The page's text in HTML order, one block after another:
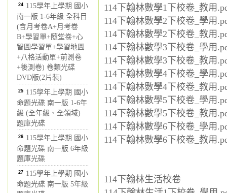
24 115學年上學期 國小
南一版 1-6年級 全科目
(含月考卷A+月考卷
B+學習單+隨堂卷+心
智圖學習單+學習地圖
+八格活動單+前測卷
+後測卷) 卷類光碟
DVD版(2片裝)
25 115學年上學期 國小
命題光碟 南一版 1-6年
級 (全年級、全領域)
題庫光碟
26 115學年上學期 國小
命題光碟 南一版 6年級
題庫光碟
27 115學年上學期 國小
命題光碟 南一版 5年級
114下翰林數學1下校卷_教用
114下翰林數學2下校卷_學用
114下翰林數學2下校卷_教用
114下翰林數學3下校卷_學用
114下翰林數學3下校卷_教用
114下翰林數學4下校卷_學用
114下翰林數學4下校卷_教用
114下翰林數學5下校卷_學用
114下翰林數學5下校卷_教用
114下翰林數學6下校卷_學用
114下翰林數學6下校卷_教用
114下翰林生活校卷